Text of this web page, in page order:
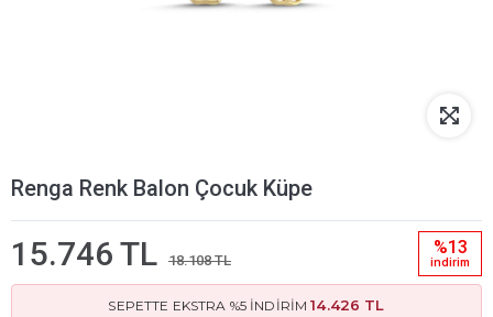
Renga Renk Balon Çocuk Küpe
15.746 TL 18.108 TL
%13
i̇ndi̇ri̇m
SEPETTE EKSTRA %5 İNDİRİM14.426 TL